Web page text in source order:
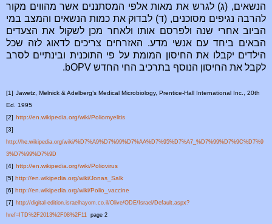
הנשאים, (ג) לגרש את מאות אלפי המסתננים אשר מהווים מקור
להרבה נגיפים מסוכנים, (ד) לבדוק את כמות הנשאים והמצב במי
הביוב אחרי שנה ולפרסם אותו ולאחר מכן לשקול את הצעדים
הבאים ביחד עם אנשי מדע. האזרחים צריכים לדאוג לזה שכל
הילדים יקבלו את החיסון המומת על פי התוכנית ובינתיים לסרב
לקבל את החיסון הנוסף בתרכיב החי החדש bOPV.
[1] Jawetz, Melnick & Adelberg’s Medical Microbiology, Prentice-Hall International Inc., 20th
Ed. 1995
[2] http://en.wikipedia.org/wiki/Poliomyelitis
[3]
http://he.wikipedia.org/wiki/%D7%A9%D7%99%D7%AA%D7%95%D7%A7_%D7%99%D7%9C%D7%9
3%D7%99%D7%9D
[4] http://en.wikipedia.org/wiki/Poliovirus
[5] http://en.wikipedia.org/wiki/Jonas_Salk
[6] http://en.wikipedia.org/wiki/Polio_vaccine
[7] http://digital-edition.israelhayom.co.il/Olive/ODE/Israel/Default.aspx?
href=ITD%2F2013%2F08%2F11
page 2